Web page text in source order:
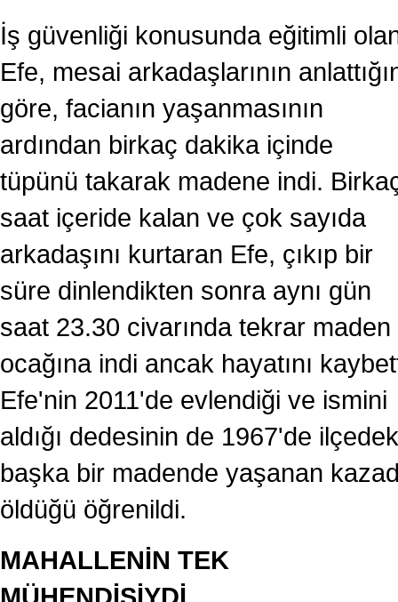
İş güvenliği konusunda eğitimli
Efe, mesai arkadaşlarının
göre, facianın yaşanmasının
ardından birkaç dakika içinde
tüpünü takarak madene indi.
saat içeride kalan ve çok sayıda
arkadaşını kurtaran Efe, çıkıp bir
süre dinlendikten sonra aynı gün
saat 23.30 civarında tekrar maden
ocağına indi ancak hayatını
Efe'nin 2011'de evlendiği ve ismini
aldığı dedesinin de 1967'de
başka bir madende yaşanan
öldüğü öğrenildi.
MAHALLENİN TEK
MÜHENDİSİYDİ